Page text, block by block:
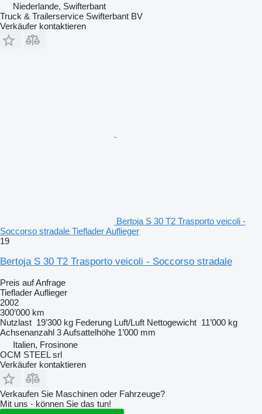
Niederlande, Swifterbant
Truck & Trailerservice Swifterbant BV
Verkäufer kontaktieren
Bertoja S 30 T2 Trasporto veicoli -
Soccorso stradale Tieflader Auflieger
19
Bertoja S 30 T2 Trasporto veicoli - Soccorso stradale
Preis auf Anfrage
Tieflader Auflieger
2002
300’000 km
Nutzlast 19’300 kg Federung Luft/Luft Nettogewicht 11’000 kg
Achsenanzahl 3Aufsattelhöhe 1’000 mm
Italien, Frosinone
OCM STEEL srl
Verkäufer kontaktieren
Verkaufen Sie Maschinen oder Fahrzeuge?
Mit uns - können Sie das tun!